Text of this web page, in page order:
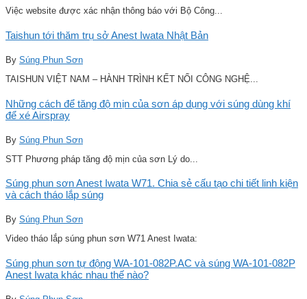
Việc website được xác nhận thông báo với Bộ Công...
Taishun tới thăm trụ sở Anest Iwata Nhật Bản
By Súng Phun Sơn
TAISHUN VIỆT NAM – HÀNH TRÌNH KẾT NỐI CÔNG NGHỆ...
Những cách để tăng độ mịn của sơn áp dụng với súng dùng khí
để xé Airspray
By Súng Phun Sơn
STT Phương pháp tăng độ mịn của sơn Lý do...
Súng phun sơn Anest Iwata W71. Chia sẻ cấu tạo chi tiết linh kiện
và cách tháo lắp súng
By Súng Phun Sơn
Video tháo lắp súng phun sơn W71 Anest Iwata:
Súng phun sơn tự động WA-101-082P.AC và súng WA-101-082P
Anest Iwata khác nhau thế nào?